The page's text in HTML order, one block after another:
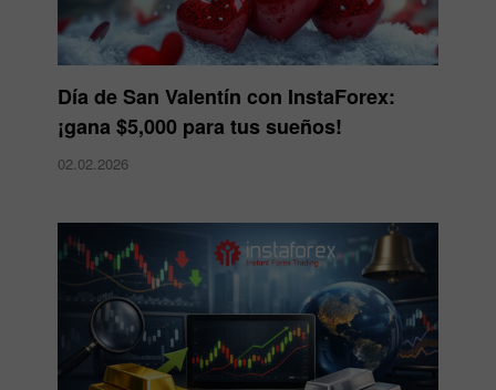
Día de San Valentín con InstaForex:
¡gana $5,000 para tus sueños!
02.02.2026